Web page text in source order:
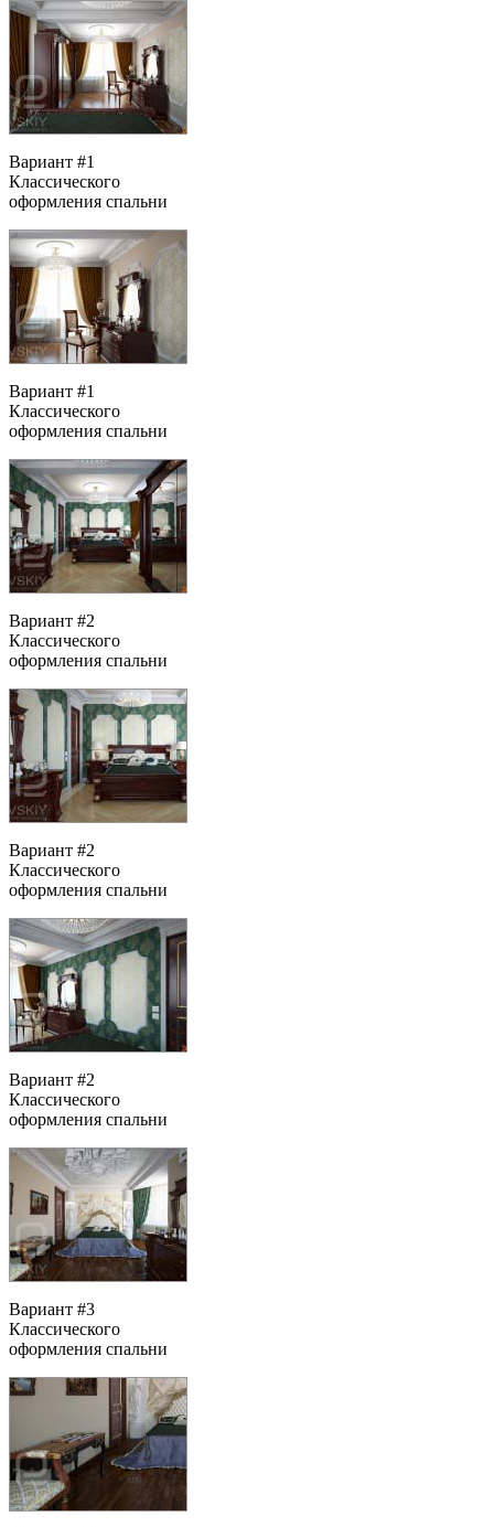
Вариант #1
Классического
оформления спальни
Вариант #1
Классического
оформления спальни
Вариант #2
Классического
оформления спальни
Вариант #2
Классического
оформления спальни
Вариант #2
Классического
оформления спальни
Вариант #3
Классического
оформления спальни